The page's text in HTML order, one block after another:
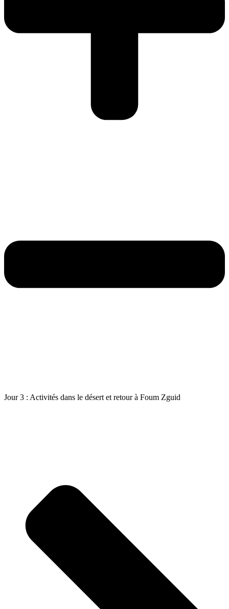
Jour 3 : Activités dans le désert et retour à Foum Zguid